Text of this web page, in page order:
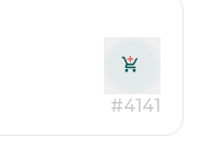
#4141